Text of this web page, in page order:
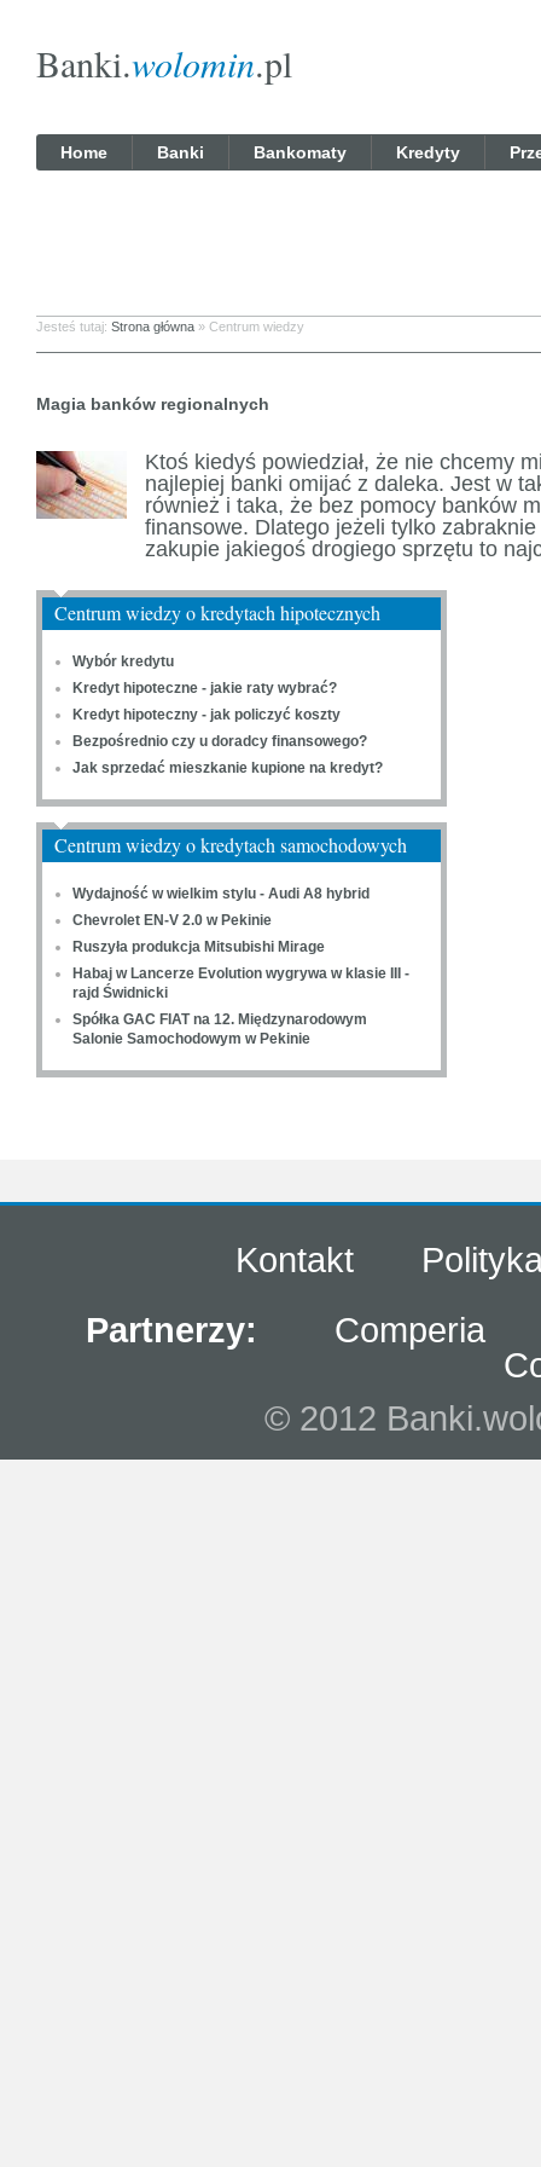
Banki.wolomin.pl
Home Banki Bankomaty Kredyty
Jesteś tutaj: Strona główna » Centrum wiedzy
Magia banków regionalnych
Ktoś kiedyś powiedział, że nie chcemy
najlepiej banki omijać z daleka. Jest w
również i taka, że bez pomocy banków
finansowe. Dlatego jeżeli tylko
zakupie jakiegoś drogiego sprzętu to
Centrum wiedzy o kredytach hipotecznych
Wybór kredytu
Kredyt hipoteczne - jakie raty wybrać?
Kredyt hipoteczny - jak policzyć koszty
Bezpośrednio czy u doradcy finansowego?
Jak sprzedać mieszkanie kupione na kredyt?
Centrum wiedzy o kredytach samochodowych
Wydajność w wielkim stylu - Audi A8 hybrid
Chevrolet EN-V 2.0 w Pekinie
Ruszyła produkcja Mitsubishi Mirage
Habaj w Lancerze Evolution wygrywa w klasie III -
rajd Świdnicki
Spółka GAC FIAT na 12. Międzynarodowym
Salonie Samochodowym w Pekinie
Kontakt
Partnerzy:
Comperia
© 2012